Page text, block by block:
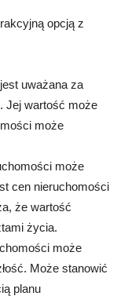
opcją z
uważana za
Jej wartość może
może
może
cen nieruchomości
że wartość
życia.
może
Może stanowić
planu